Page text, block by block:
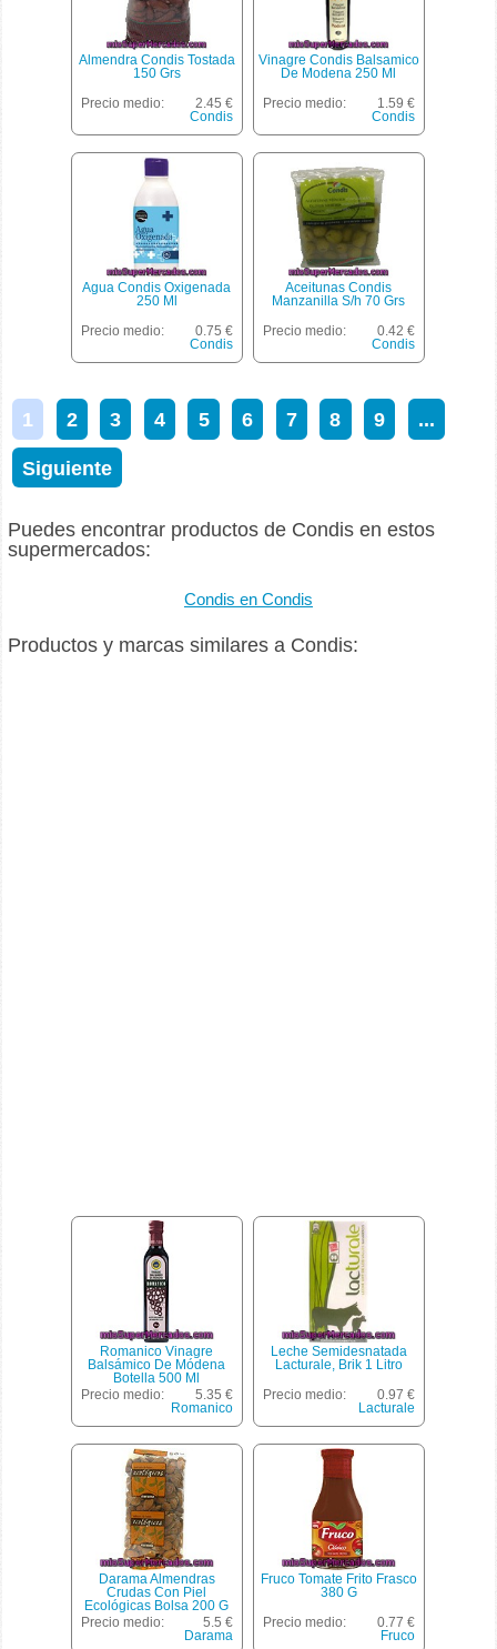
Almendra Condis Tostada
150 Grs
Precio medio:
2.45 €
Condis
Vinagre Condis Balsamico
De Modena 250 Ml
Precio medio:
1.59 €
Condis
Agua Condis Oxigenada
250 Ml
Precio medio:
0.75 €
Condis
Aceitunas Condis
Manzanilla S/h 70 Grs
Precio medio:
0.42 €
Condis
1 2 3 4 5 6 7 8 9 ...
Siguiente
Puedes encontrar productos de Condis en estos
supermercados:
Condis en Condis
Productos y marcas similares a Condis:
Romanico Vinagre
Balsámico De Módena
Botella 500 Ml
Precio medio:
5.35 €
Romanico
Leche Semidesnatada
Lacturale, Brik 1 Litro
Precio medio:
0.97 €
Lacturale
Darama Almendras
Crudas Con Piel
Ecológicas Bolsa 200 G
Precio medio:
5.5 €
Darama
Fruco Tomate Frito Frasco
380 G
Precio medio:
0.77 €
Fruco